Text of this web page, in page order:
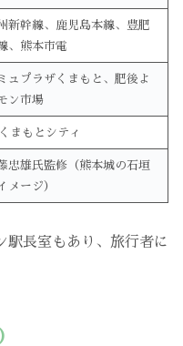
新幹線、鹿児島本線、豊肥
、熊本市電
ュプラザくまもと、肥後よ
ン市場
くまもとシティ
忠雄氏監修（熊本城の石垣
メージ）
駅長室もあり、旅行者に